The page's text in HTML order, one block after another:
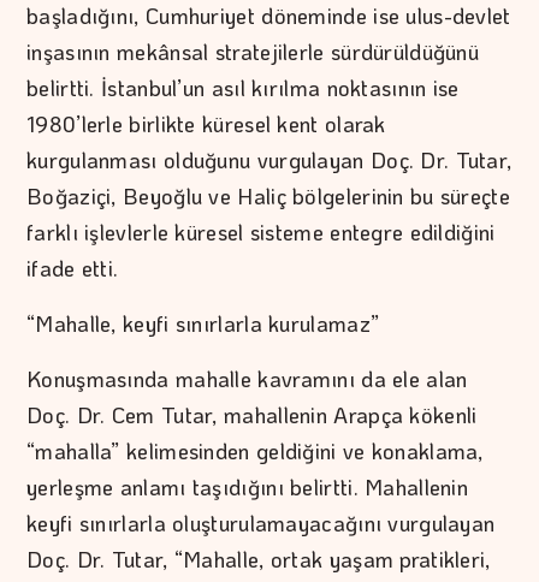
başladığını, Cumhuriyet döneminde ise ulus-devlet
inşasının mekânsal stratejilerle sürdürüldüğünü
belirtti. İstanbul’un asıl kırılma noktasının ise
1980’lerle birlikte küresel kent olarak
kurgulanması olduğunu vurgulayan Doç. Dr. Tutar,
Boğaziçi, Beyoğlu ve Haliç bölgelerinin bu süreçte
farklı işlevlerle küresel sisteme entegre edildiğini
ifade etti.
“Mahalle, keyfi sınırlarla kurulamaz”
Konuşmasında mahalle kavramını da ele alan
Doç. Dr. Cem Tutar, mahallenin Arapça kökenli
“mahalla” kelimesinden geldiğini ve konaklama,
yerleşme anlamı taşıdığını belirtti. Mahallenin
keyfi sınırlarla oluşturulamayacağını vurgulayan
Doç. Dr. Tutar, “Mahalle, ortak yaşam pratikleri,